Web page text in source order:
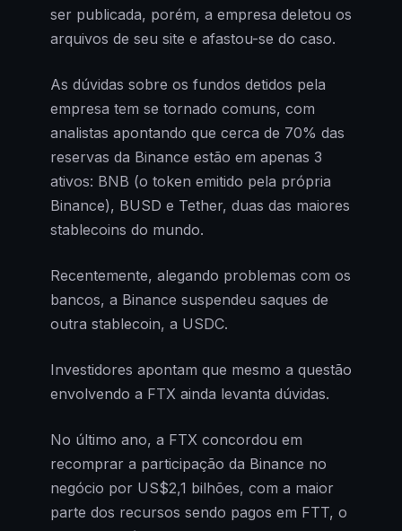
ser publicada, porém, a empresa deletou os
arquivos de seu site e afastou-se do caso.
As dúvidas sobre os fundos detidos pela
empresa tem se tornado comuns, com
analistas apontando que cerca de 70% das
reservas da Binance estão em apenas 3
ativos: BNB (o token emitido pela própria
Binance), BUSD e Tether, duas das maiores
stablecoins do mundo.
Recentemente, alegando problemas com os
bancos, a Binance suspendeu saques de
outra stablecoin, a USDC.
Investidores apontam que mesmo a questão
envolvendo a FTX ainda levanta dúvidas.
No último ano, a FTX concordou em
recomprar a participação da Binance no
negócio por US$2,1 bilhões, com a maior
parte dos recursos sendo pagos em FTT, o